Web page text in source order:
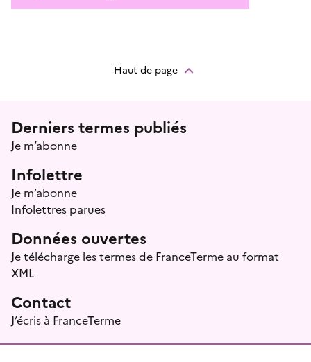
Haut de page
Menu prefooter
Derniers termes publiés
Je m’abonne
Infolettre
Je m’abonne
Infolettres parues
Données ouvertes
Je télécharge les termes de FranceTerme au format
XML
Contact
J’écris à FranceTerme